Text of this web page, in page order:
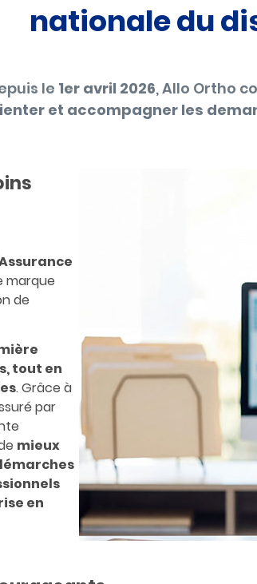
nationale du
le 1er avril 2026, Allo Ortho
et accompagner les
marque
de
tout en
. Grâce à
par
mieux
en